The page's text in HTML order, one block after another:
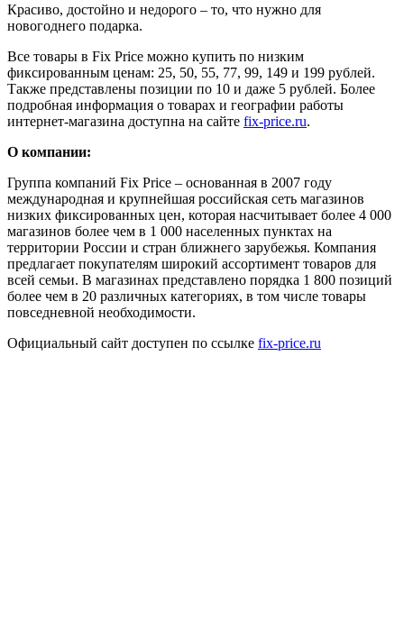
Красиво, достойно и недорого – то, что нужно для
новогоднего подарка.
Все товары в Fix Price можно купить по низким
фиксированным ценам: 25, 50, 55, 77, 99, 149 и 199 рублей.
Также представлены позиции по 10 и даже 5 рублей. Более
подробная информация о товарах и географии работы
интернет-магазина доступна на сайте fix-price.ru.
О компании:
Группа компаний Fix Price – основанная в 2007 году
международная и крупнейшая российская сеть магазинов
низких фиксированных цен, которая насчитывает более 4 000
магазинов более чем в 1 000 населенных пунктах на
территории России и стран ближнего зарубежья. Компания
предлагает покупателям широкий ассортимент товаров для
всей семьи. В магазинах представлено порядка 1 800 позиций
более чем в 20 различных категориях, в том числе товары
повседневной необходимости.
Официальный сайт доступен по ссылке fix-price.ru